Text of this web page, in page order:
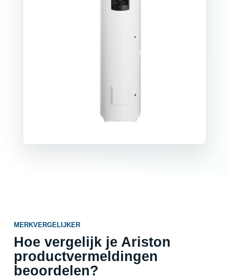
MERKVERGELIJKER
Hoe vergelijk je Ariston
productvermeldingen
beoordelen?